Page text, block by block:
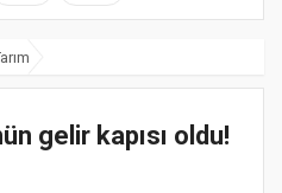
gelir kapısı oldu!